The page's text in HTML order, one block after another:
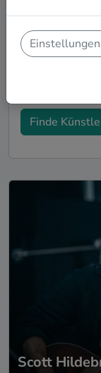
in Chicago
Wohnung im
SofaConcerts
authentische
Finde
Scott